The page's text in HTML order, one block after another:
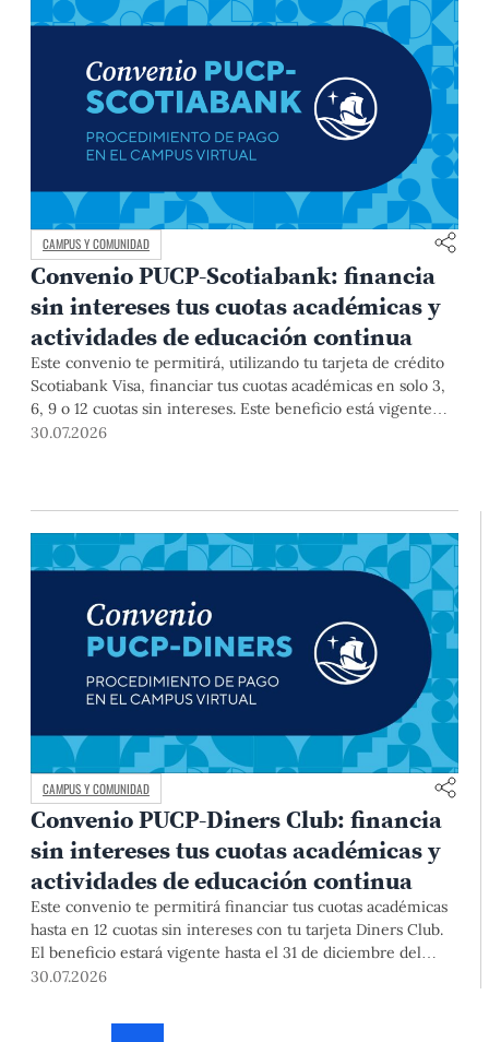
CAMPUS Y COMUNIDAD
Convenio PUCP-Scotiabank: financia
sin intereses tus cuotas académicas y
actividades de educación continua
Este convenio te permitirá, utilizando tu tarjeta de crédito
Scotiabank Visa, financiar tus cuotas académicas en solo 3,
6, 9 o 12 cuotas sin intereses. Este beneficio está vigente
hasta el 31 de diciembre de 2026, y aplica para pagos de
30.07.2026
CAMPUS Y COMUNIDAD
Convenio PUCP-Diners Club: financia
sin intereses tus cuotas académicas y
actividades de educación continua
Este convenio te permitirá financiar tus cuotas académicas
hasta en 12 cuotas sin intereses con tu tarjeta Diners Club.
El beneficio estará vigente hasta el 31 de diciembre del
2026 para pregrado y posgrado, así como para deudas de
programas, cursos o talleres de educación continua que se
30.07.2026